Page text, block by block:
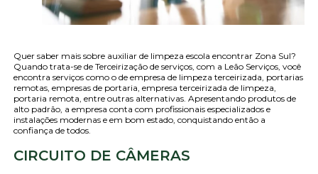
Quer saber mais sobre auxiliar de limpeza escola encontrar Zona Sul?
Quando trata-se de Terceirização de serviços, com a Leão Serviços, você
encontra serviços como o de empresa de limpeza terceirizada, portarias
remotas, empresas de portaria, empresa terceirizada de limpeza,
portaria remota, entre outras alternativas. Apresentando produtos de
alto padrão, a empresa conta com profissionais especializados e
instalações modernas e em bom estado, conquistando então a
confiança de todos.
CIRCUITO DE CÂMERAS